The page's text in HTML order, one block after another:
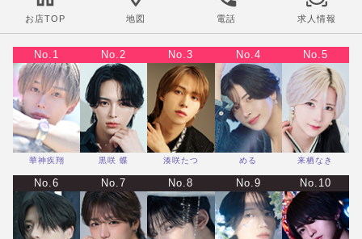
お店TOP 地図 電話 求人情報
No.1
華神疾翔
No.2
黒咲 蝶
No.3
湊咲たつ
No.4
める
No.5
来栖なき
No.6 No.7 No.8 No.9 No.10